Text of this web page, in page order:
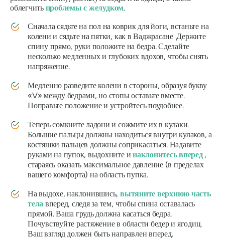
облегчить проблемы с желудком.
Сначала сядьте на пол на коврик для йоги, встаньте на
колени и сядьте на пятки, как в Ваджрасане .Держите
спину прямо, руки положите на бедра. Сделайте
несколько медленных и глубоких вдохов, чтобы снять
напряжение.
Медленно разведите колени в стороны, образуя букву
«V» между бедрами, но стопы оставьте вместе.
Поправьте положение и устройтесь поудобнее.
Теперь сомкните ладони и сожмите их в кулаки.
Большие пальцы должны находиться внутри кулаков, а
костяшки пальцев должны соприкасаться. Надавите
руками на пупок, выдохните инаклонитесь вперед,
стараясь оказать максимальное давление (в пределах
вашего комфорта) на область пупка.
На выдохе, наклонившись,вытяните верхнюю часть
тела вперед, следя за тем, чтобы спина оставалась
прямой. Ваша грудь должна касаться бедра.
Почувствуйте растяжение в области бедер и ягодиц.
Ваш взгляд должен быть направлен вперед.